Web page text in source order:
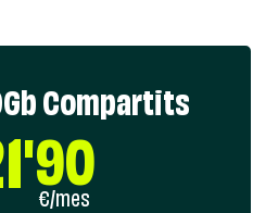
Compartits
'90
€/mes